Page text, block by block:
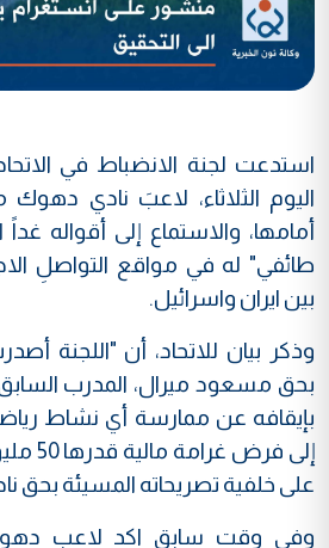
استدعت لجنة الانضباط في
اليوم الثلاثاء، لاعبَ نادي
أمامها، والاستماع إلى أقواله غداً
طائفي" له في مواقع التواصلِ
بين ايران واسرائيل.
وذكر بيان للاتحاد، أن "اللجنة
بحق مسعود ميرال، المدرب
بإيقافه عن ممارسة أي نشاط
إلى
على خلفية تصريحاته المسيئة بحق
وفي وقت سابق اكد لاعب